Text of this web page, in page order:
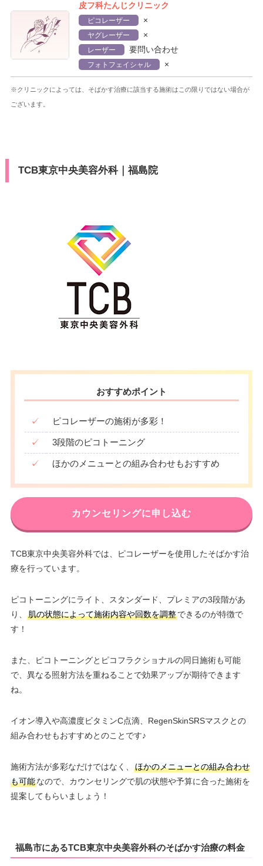
皮フ科たんじクリニック
ピコレーザー ×
ヤグレーザー ×
レーザー 要問い合わせ
フォトフェイシャル ×
※クリニックによっては、そばかす治療に該当する施術はこの限りではない場合が
ございます。
TCB東京中央美容外科｜福島院
おすすめポイント
✓ ピコレーザーの施術が多彩！
✓ 3段階のピコトーニング
✓ ほかのメニューとの組み合わせもおすすめ
カウンセリングに申し込む
TCB東京中央美容外科では、ピコレーザーを使用したそばかす治
療を行っています。
ピコトーニングにライト、スタンダード、プレミアの3段階があ
り、
肌の状態によって施術内容や回数を調整できるのが特徴で
す！
また、ピコトーニングとピコフラクショナルの同日施術も可能
で、異なる照射方法を重ねることで効果アップが期待できます
ね。
イオン導入や高濃度ビタミンC点滴、RegenSkinSRSマスクとの
組み合わせもおすすめとのことです♪
施術方法が多彩なだけではなく、
ほかのメニューとの組み合わせ
も可能なので、カウンセリングで肌の状態や予算に合った施術を
提案してもらいましょう！
福島市にあるTCB東京中央美容外科のそばかす治療の料金